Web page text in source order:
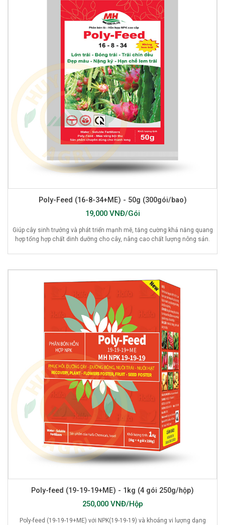
Poly-Feed (16-8-34+ME) - 50g (300gói/bao)
19,000 VNĐ/Gói
Giúp cây sinh trưởng và phát triển mạnh mẽ, tăng cường khả năng quang
hợp tổng hợp chất dinh dưỡng cho cây, nâng cao chất lượng nông sản.
Poly-feed (19-19-19+ME) - 1kg (4 gói 250g/hộp)
250,000 VNĐ/Hộp
Poly-feed (19-19-19+ME) với NPK(19-19-19) và khoáng vi lượng dạng